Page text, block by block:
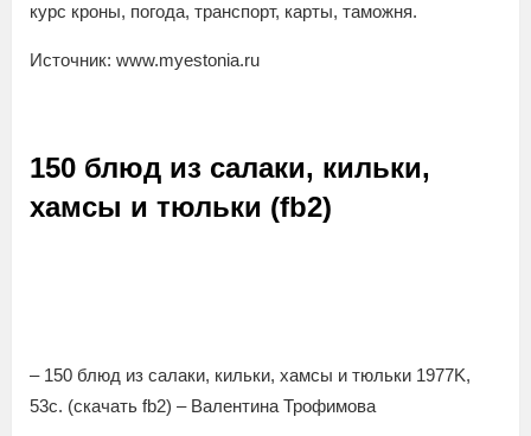
курс кроны, погода, транспорт, карты, таможня.
Источник: www.myestonia.ru
150 блюд из салаки, кильки,
хамсы и тюльки (fb2)
– 150 блюд из салаки, кильки, хамсы и тюльки 1977K,
53с. (скачать fb2) – Валентина Трофимова